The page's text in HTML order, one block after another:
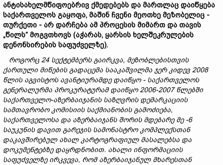
ანტისახელმწიფოებრივ ქმედებებს და მართლაც დაიწყება
საქართველოს გაყოფა, მაშინ ჩვენი მეოთხე მეზობელიც -
თურქეთი - არ დარჩება ამ პროცესის მიმართ და თავის
„წილს“ მოგვთხოვს (აჭარას, ყარსის ხელშეკრულების
დენონსირების საფუძველზე).
როგორც 24 სექტემბერს გაირკვა, მეზობლებისთვის
ქართული მიწების გადაცემა სააკაშვილმა ჯერ კიდევ 2008
წლის აგვისტოს ავანტიურამდე დაიწყო - საქართველოს
გენერალურმა პროკურატურამ დაიწყო 2006-2007წლებში
საქართველო-აზერბაიჯანის საზღვრის დემარკაციის
სამთავრობო კომისიის საქმიანობის გამოძიება,
საქართველოსა და აზერბაიჯანს შორისმდებარე მე -6
საუკუნის დავით გარეჯის სამონასტრო კომპლექსთან
დაკავშირებულ ახალ კარტოგრაფიულ მასალებსა და
დოკუმენტებზე დაყრდნობით. ახალი ინფორმაციის
საფუძველზე ირკვევა, რომ აზერბაიჯანულ მხარესთან